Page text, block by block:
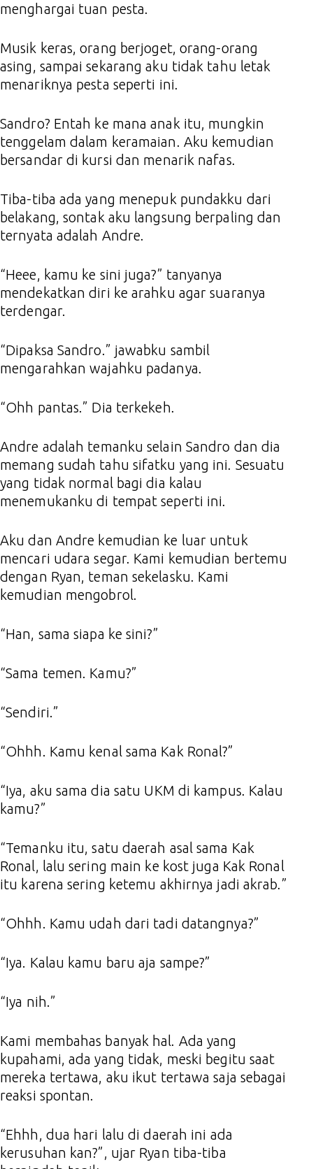
menghargai tuan pesta.
Musik keras, orang berjoget, orang-orang
asing, sampai sekarang aku tidak tahu letak
menariknya pesta seperti ini.
Sandro? Entah ke mana anak itu, mungkin
tenggelam dalam keramaian. Aku kemudian
bersandar di kursi dan menarik nafas.
Tiba-tiba ada yang menepuk pundakku dari
belakang, sontak aku langsung berpaling dan
ternyata adalah Andre.
“Heee, kamu ke sini juga?” tanyanya
mendekatkan diri ke arahku agar suaranya
terdengar.
“Dipaksa Sandro.” jawabku sambil
mengarahkan wajahku padanya.
“Ohh pantas.” Dia terkekeh.
Andre adalah temanku selain Sandro dan dia
memang sudah tahu sifatku yang ini. Sesuatu
yang tidak normal bagi dia kalau
menemukanku di tempat seperti ini.
Aku dan Andre kemudian ke luar untuk
mencari udara segar. Kami kemudian bertemu
dengan Ryan, teman sekelasku. Kami
kemudian mengobrol.
“Han, sama siapa ke sini?”
“Sama temen. Kamu?”
“Sendiri.”
“Ohhh. Kamu kenal sama Kak Ronal?”
“Iya, aku sama dia satu UKM di kampus. Kalau
kamu?”
“Temanku itu, satu daerah asal sama Kak
Ronal, lalu sering main ke kost juga Kak Ronal
itu karena sering ketemu akhirnya jadi akrab.”
“Ohhh. Kamu udah dari tadi datangnya?”
“Iya. Kalau kamu baru aja sampe?”
“Iya nih.”
Kami membahas banyak hal. Ada yang
kupahami, ada yang tidak, meski begitu saat
mereka tertawa, aku ikut tertawa saja sebagai
reaksi spontan.
“Ehhh, dua hari lalu di daerah ini ada
kerusuhan kan?”, ujar Ryan tiba-tiba